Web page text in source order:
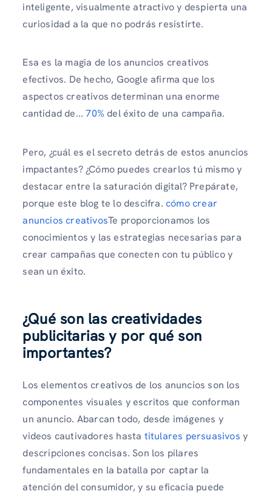
inteligente, visualmente atractivo y despierta una
curiosidad a la que no podrás resistirte.
Esa es la magia de los anuncios creativos
efectivos. De hecho, Google afirma que los
aspectos creativos determinan una enorme
cantidad de...70% del éxito de una campaña.
Pero, ¿cuál es el secreto detrás de estos anuncios
impactantes? ¿Cómo puedes crearlos tú mismo y
destacar entre la saturación digital? Prepárate,
porque este blog te lo descifra. cómo crear
anuncios creativosTe proporcionamos los
conocimientos y las estrategias necesarias para
crear campañas que conecten con tu público y
sean un éxito.
¿Qué son las creatividades
publicitarias y por qué son
importantes?
Los elementos creativos de los anuncios son los
componentes visuales y escritos que conforman
un anuncio. Abarcan todo, desde imágenes y
videos cautivadores hasta titulares persuasivos y
descripciones concisas. Son los pilares
fundamentales en la batalla por captar la
atención del consumidor, y su eficacia puede